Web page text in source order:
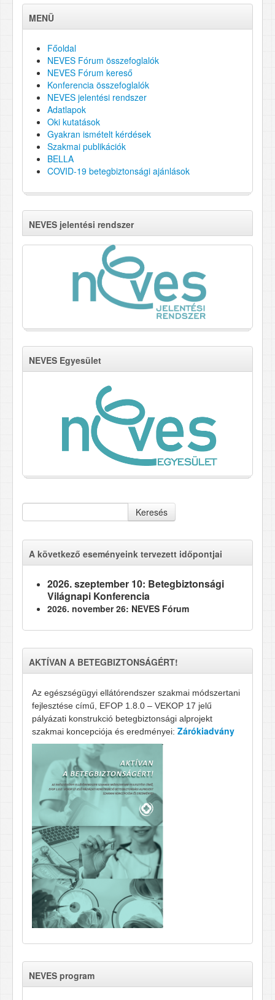
MENÜ
Főoldal
NEVES Fórum összefoglalók
NEVES Fórum kereső
Konferencia összefoglalók
NEVES jelentési rendszer
Adatlapok
Oki kutatások
Gyakran ismételt kérdések
Szakmai publikációk
BELLA
COVID-19 betegbiztonsági ajánlások
NEVES jelentési rendszer
NEVES Egyesület
Keresés
A következő eseményeink tervezett időpontjai
2026. szeptember 10: Betegbiztonsági
Világnapi Konferencia
2026. november 26: NEVES Fórum
AKTÍVAN A BETEGBIZTONSÁGÉRT!
Az egészségügyi ellátórendszer szakmai módszertani
fejlesztése című, EFOP 1.8.0 – VEKOP 17 jelű
pályázati konstrukció betegbiztonsági alprojekt
szakmai koncepciója és eredményei: Zárókiadvány
NEVES program